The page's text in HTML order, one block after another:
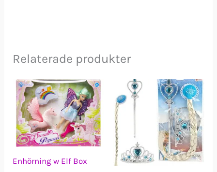
Relaterade produkter
Enhörning w Elf Box